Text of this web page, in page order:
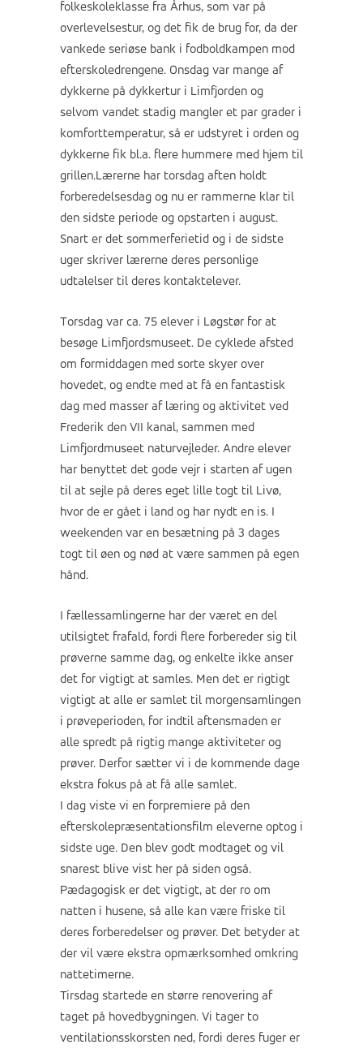
folkeskoleklasse fra Århus, som var på
overlevelsestur, og det fik de brug for, da der
vankede seriøse bank i fodboldkampen mod
efterskoledrengene. Onsdag var mange af
dykkerne på dykkertur i Limfjorden og
selvom vandet stadig mangler et par grader i
komforttemperatur, så er udstyret i orden og
dykkerne fik bl.a. flere hummere med hjem til
grillen.Lærerne har torsdag aften holdt
forberedelsesdag og nu er rammerne klar til
den sidste periode og opstarten i august.
Snart er det sommerferietid og i de sidste
uger skriver lærerne deres personlige
udtalelser til deres kontaktelever.
Torsdag var ca. 75 elever i Løgstør for at
besøge Limfjordsmuseet. De cyklede afsted
om formiddagen med sorte skyer over
hovedet, og endte med at få en fantastisk
dag med masser af læring og aktivitet ved
Frederik den VII kanal, sammen med
Limfjordmuseet naturvejleder. Andre elever
har benyttet det gode vejr i starten af ugen
til at sejle på deres eget lille togt til Livø,
hvor de er gået i land og har nydt en is. I
weekenden var en besætning på 3 dages
togt til øen og nød at være sammen på egen
hånd.
I fællessamlingerne har der været en del
utilsigtet frafald, fordi flere forbereder sig til
prøverne samme dag, og enkelte ikke anser
det for vigtigt at samles. Men det er rigtigt
vigtigt at alle er samlet til morgensamlingen
i prøveperioden, for indtil aftensmaden er
alle spredt på rigtig mange aktiviteter og
prøver. Derfor sætter vi i de kommende dage
ekstra fokus på at få alle samlet.
I dag viste vi en forpremiere på den
efterskolepræsentationsfilm eleverne optog i
sidste uge. Den blev godt modtaget og vil
snarest blive vist her på siden også.
Pædagogisk er det vigtigt, at der ro om
natten i husene, så alle kan være friske til
deres forberedelser og prøver. Det betyder at
der vil være ekstra opmærksomhed omkring
nattetimerne.
Tirsdag startede en større renovering af
taget på hovedbygningen. Vi tager to
ventilationsskorsten ned, fordi deres fuger er